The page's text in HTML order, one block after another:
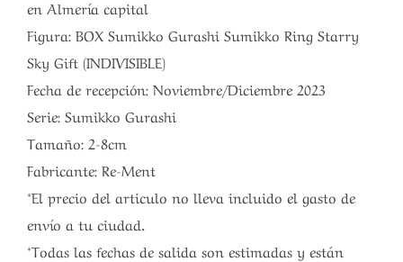
en Almería capital
Figura: BOX Sumikko Gurashi Sumikko Ring Starry
Sky Gift (INDIVISIBLE)
Fecha de recepción: Noviembre/Diciembre 2023
Serie: Sumikko Gurashi
Tamaño: 2-8cm
Fabricante: Re-Ment
*El precio del articulo no lleva incluido el gasto de
envío a tu ciudad.
*Todas las fechas de salida son estimadas y están